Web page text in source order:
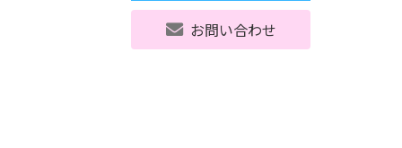
お問い合わせ